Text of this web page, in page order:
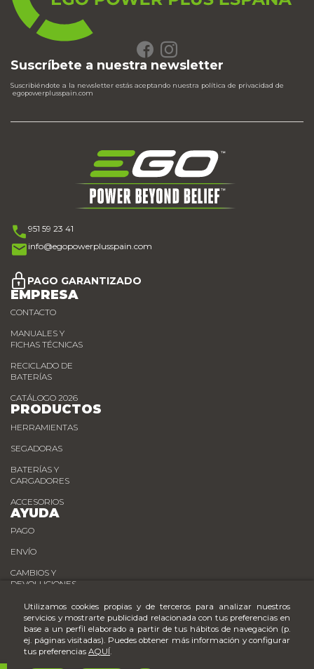
Utilizamos cookies propias y de terceros para analizar nuestros
servicios y mostrarte publicidad relacionada con tus preferencias en
base a un perfil elaborado a partir de tus hábitos de navegación (p.
ej. páginas visitadas). Puedes obtener más información y configurar
tus preferencias AQUÍ.
Suscríbete a nuestra newsletter
Suscribiéndote a la newsletter estás aceptando nuestra política de privacidad de
egopowerplusspain.com
951 59 23 41
info@egopowerplusspain.com
PAGO GARANTIZADO
EMPRESA
CONTACTO
MANUALES Y
FICHAS TÉCNICAS
RECICLADO DE
BATERÍAS
CATÁLOGO 2026
PRODUCTOS
HERRAMIENTAS
SEGADORAS
BATERÍAS Y
CARGADORES
ACCESORIOS
AYUDA
PAGO
ENVÍO
CAMBIOS Y
DEVOLUCIONES
PUNTOS DE VENTA